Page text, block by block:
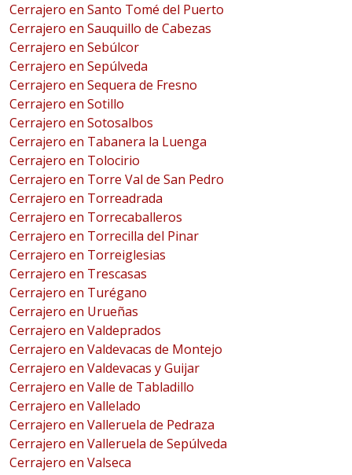
Cerrajero en Santo Tomé del Puerto
Cerrajero en Sauquillo de Cabezas
Cerrajero en Sebúlcor
Cerrajero en Sepúlveda
Cerrajero en Sequera de Fresno
Cerrajero en Sotillo
Cerrajero en Sotosalbos
Cerrajero en Tabanera la Luenga
Cerrajero en Tolocirio
Cerrajero en Torre Val de San Pedro
Cerrajero en Torreadrada
Cerrajero en Torrecaballeros
Cerrajero en Torrecilla del Pinar
Cerrajero en Torreiglesias
Cerrajero en Trescasas
Cerrajero en Turégano
Cerrajero en Urueñas
Cerrajero en Valdeprados
Cerrajero en Valdevacas de Montejo
Cerrajero en Valdevacas y Guijar
Cerrajero en Valle de Tabladillo
Cerrajero en Vallelado
Cerrajero en Valleruela de Pedraza
Cerrajero en Valleruela de Sepúlveda
Cerrajero en Valseca